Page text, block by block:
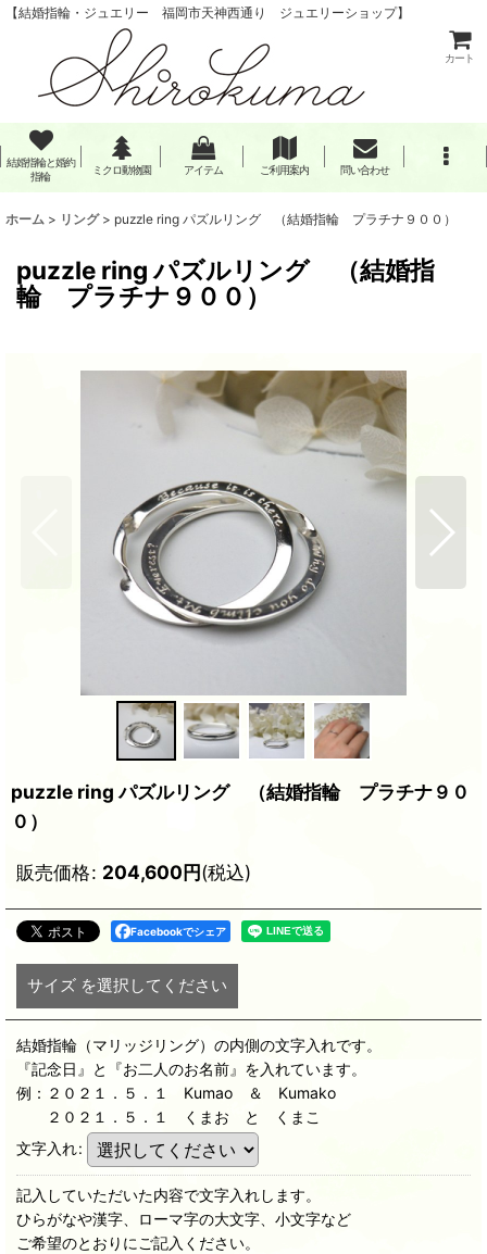
【結婚指輪・ジュエリー 福岡市天神西通り ジュエリーショップ】
カート
結婚指輪と婚約
指輪
ミクロ動物園 アイテム ご利用案内 問い合わせ
ホーム > リング > puzzle ring パズルリング （結婚指輪 プラチナ９００）
puzzle ring パズルリング （結婚指
輪 プラチナ９００）
puzzle ring パズルリング （結婚指輪 プラチナ９０
０）
販売価格: 204,600円(税込)
Facebookでシェア
サイズ を選択してください
結婚指輪（マリッジリング）の内側の文字入れです。
『記念日』と『お二人のお名前』を入れています。
例：２０２１．５．１ Kumao ＆ Kumako
２０２１．５．１ くまお と くまこ
文字入れ:
記入していただいた内容で文字入れします。
ひらがなや漢字、ローマ字の大文字、小文字など
ご希望のとおりにご記入ください。